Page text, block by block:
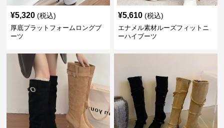
¥5,320 (税込)
厚底プラットフォームロングブ
ーツ
¥5,610 (税込)
エナメル素材ルーズフィットニ
ーハイブーツ